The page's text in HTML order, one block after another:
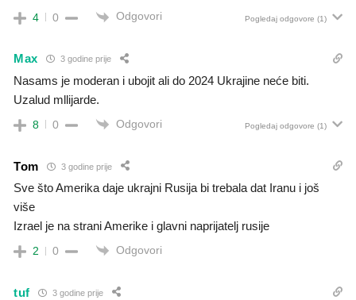
4 0 Odgovori Pogledaj odgovore (1)
Max 3 godine prije
Nasams je moderan i ubojit ali do 2024 Ukrajine neće biti.
Uzalud mllijarde.
8 0 Odgovori Pogledaj odgovore (1)
Tom 3 godine prije
Sve što Amerika daje ukrajni Rusija bi trebala dat Iranu i još
više
Izrael je na strani Amerike i glavni naprijatelj rusije
2 0 Odgovori
tuf 3 godine prije